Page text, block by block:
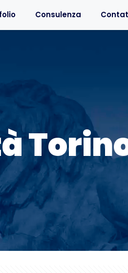
Consulenza